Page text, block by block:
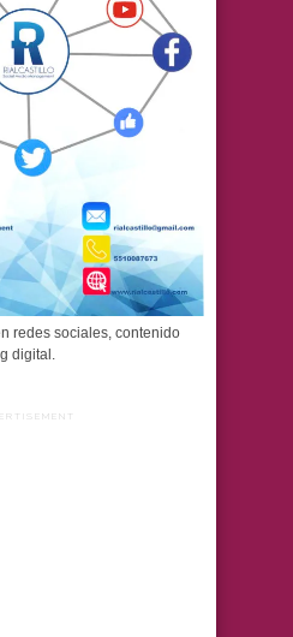
redes sociales, contenido
digital.